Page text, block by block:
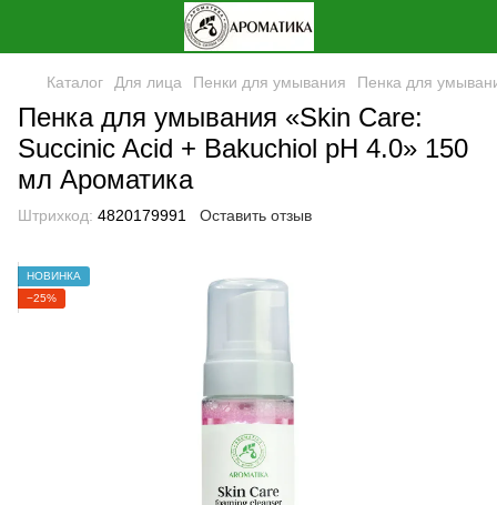
Каталог Для лица Пенки для умывания Пенка для
Пенка для умывания «Skin Care:
Succinic Acid + Bakuchiol pH 4.0» 150
мл Ароматика
Штрихкод: 4820179991 Оставить отзыв
НОВИНКА
−25%